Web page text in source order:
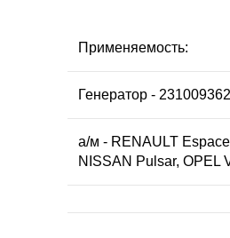
Применяемость:
Генератор -
а/м - RENAULT
NISSAN Pulsar, OPEL